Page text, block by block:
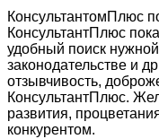
КонсультантомПлюс
КонсультантПлюс
удобный поиск
законодательстве и
отзывчивость,
КонсультантПлюс.
развития,
конкурентом.